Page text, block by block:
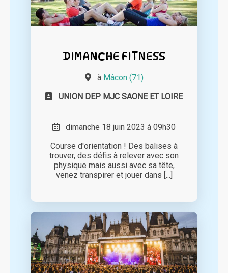
DIMANCHE FITNESS
à Mâcon (71)
UNION DEP MJC SAONE ET LOIRE
dimanche 18 juin 2023 à 09h30
Course d'orientation ! Des balises à
trouver, des défis à relever avec son
physique mais aussi avec sa tête,
venez transpirer et jouer dans [...]